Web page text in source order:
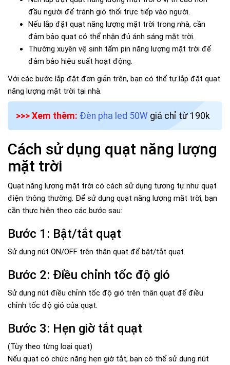
đầu người để tránh gió thổi trực tiếp vào người.
Nếu lắp đặt quạt năng lượng mặt trời trong nhà, cần
đảm bảo quạt có thể nhận đủ ánh sáng mặt trời.
Thường xuyên vệ sinh tấm pin năng lượng mặt trời để
đảm bảo hiệu suất hoạt động.
Với các bước lắp đặt đơn giản trên, bạn có thể tự lắp đặt quạt
năng lượng mặt trời tại nhà.
>>> Xem thêm: Đèn pha led 50W giá chỉ từ 190k
Cách sử dụng quạt năng lượng
mặt trời
Quạt năng lượng mặt trời có cách sử dụng tương tự như quạt
điện thông thường. Để sử dụng quạt năng lượng mặt trời, bạn
cần thực hiện theo các bước sau:
Bước 1: Bật/tắt quạt
Sử dụng nút ON/OFF trên thân quạt để bật/tắt quạt.
Bước 2: Điều chỉnh tốc độ gió
Sử dụng nút điều chỉnh tốc độ gió trên thân quạt để điều
chỉnh tốc độ gió của quạt.
Bước 3: Hẹn giờ tắt quạt
(Tùy theo từng loại quạt)
Nếu quạt có chức năng hẹn giờ tắt, bạn có thể sử dụng nút